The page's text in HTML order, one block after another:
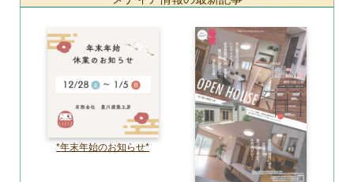
*年末年始のお知らせ*